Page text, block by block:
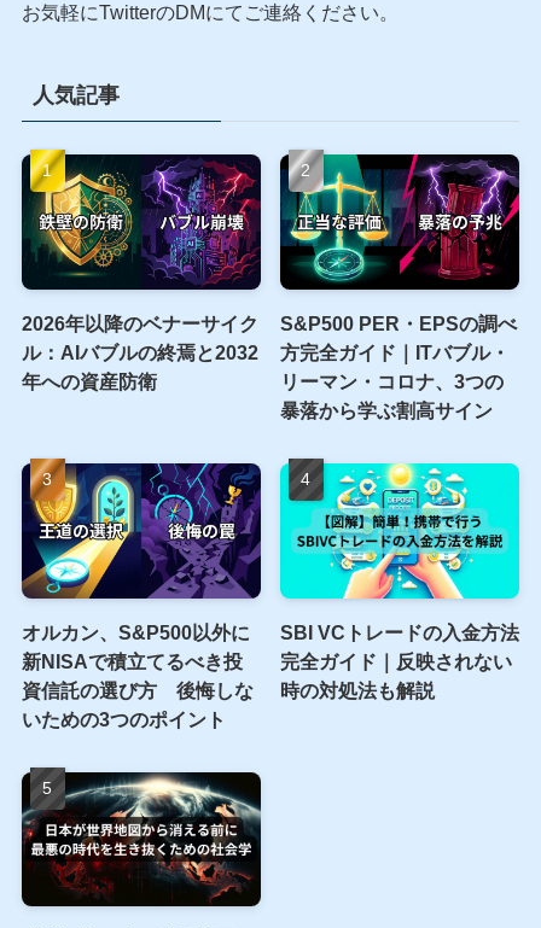
お気軽にTwitterのDMにてご連絡ください。
人気記事
2026年以降のベナーサイク
ル：AIバブルの終焉と2032
年への資産防衛
S&P500 PER・EPSの調べ
方完全ガイド｜ITバブル・
リーマン・コロナ、3つの
暴落から学ぶ割高サイン
オルカン、S&P500以外に
新NISAで積立てるべき投
資信託の選び方 後悔しな
いための3つのポイント
SBI VCトレードの入金方法
完全ガイド｜反映されない
時の対処法も解説